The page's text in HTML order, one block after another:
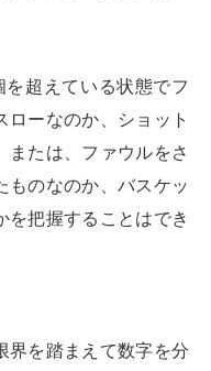
超えている状態でフ
ローなのか、ショット
または、ファウルをさ
ものなのか、バスケッ
を把握することはでき
界を踏まえて数字を分